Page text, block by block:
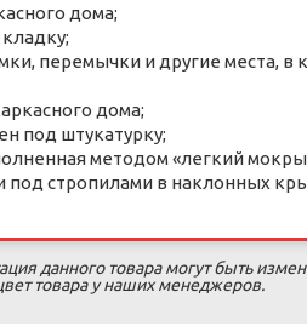
дома;
перемычки и другие места, в
дома;
под штукатурку;
методом «легкий
под стропилами в наклонных
данного товара могут быть
товара у наших менеджеров.